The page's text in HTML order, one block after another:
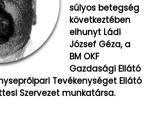
súlyos betegség
következtében
elhunyt Ládi
József Géza, a
BM OKF
Gazdasági Ellátó
Tevékenységet Ellátó
Szervezet munkatársa.